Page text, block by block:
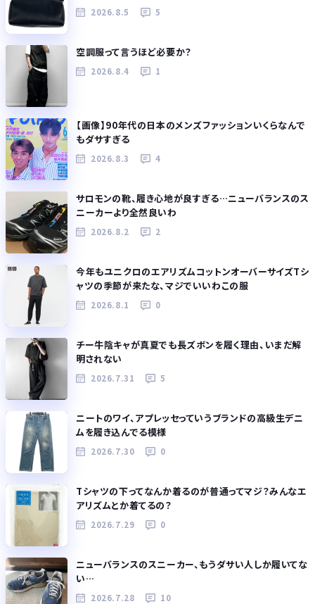
2026.8.5 5
空調服って言うほど必要か？
2026.8.4 1
【画像】90年代の日本のメンズファッションいくらなんで
もダサすぎる
2026.8.3 4
サロモンの靴、履き心地が良すぎる…ニューバランスのス
ニーカーより全然良いわ
2026.8.2 2
今年もユニクロのエアリズムコットンオーバーサイズTシ
ャツの季節が来たな、マジでいいわこの服
2026.8.1 0
チー牛陰キャが真夏でも長ズボンを履く理由、いまだ解
明されない
2026.7.31 5
ニートのワイ、アプレッセっていうブランドの高級生デニ
ムを履き込んでる模様
2026.7.30 0
Tシャツの下ってなんか着るのが普通ってマジ？みんなエ
アリズムとか着てるの？
2026.7.29 0
ニューバランスのスニーカー、もうダサい人しか履いてな
い…
2026.7.28 10